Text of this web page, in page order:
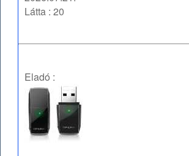
Látta : 20
Eladó :